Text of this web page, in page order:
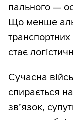
пального —
Що менше
стає
Сучасна
спирається на
зв’язок,